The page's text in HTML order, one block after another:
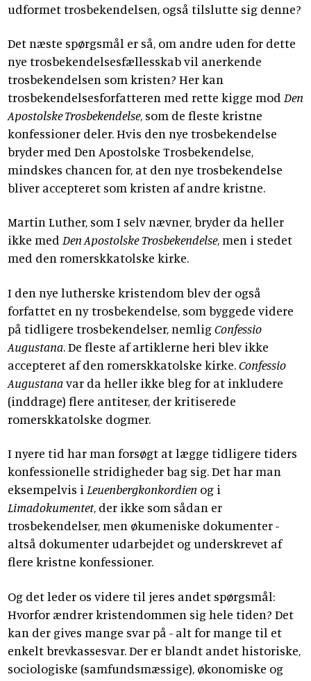
udformet trosbekendelsen, også tilslutte sig denne?
Det næste spørgsmål er så, om andre uden for dette
nye trosbekendelsesfællesskab vil anerkende
trosbekendelsen som kristen? Her kan
trosbekendelsesforfatteren med rette kigge mod Den
Apostolske Trosbekendelse, som de fleste kristne
konfessioner deler. Hvis den nye trosbekendelse
bryder med Den Apostolske Trosbekendelse,
mindskes chancen for, at den nye trosbekendelse
bliver accepteret som kristen af andre kristne.
Martin Luther, som I selv nævner, bryder da heller
ikke medDen Apostolske Trosbekendelse, men i stedet
med den romerskkatolske kirke.
I den nye lutherske kristendom blev der også
forfattet en ny trosbekendelse, som byggede videre
på tidligere trosbekendelser, nemligConfessio
Augustana. De fleste af artiklerne heri blev ikke
accepteret af den romerskkatolske kirke.Confessio
Augustanavar da heller ikke bleg for at inkludere
(inddrage) flere antiteser, der kritiserede
romerskkatolske dogmer.
I nyere tid har man forsøgt at lægge tidligere tiders
konfessionelle stridigheder bag sig. Det har man
eksempelvis i Leuenbergkonkordien og i
Limadokumentet, der ikke som sådan er
trosbekendelser, men økumeniske dokumenter -
altså dokumenter udarbejdet og underskrevet af
flere kristne konfessioner.
Og det leder os videre til jeres andet spørgsmål:
Hvorfor ændrer kristendommen sig hele tiden? Det
kan der gives mange svar på - alt for mange til et
enkelt brevkassesvar. Der er blandt andet historiske,
sociologiske (samfundsmæssige), økonomiske og